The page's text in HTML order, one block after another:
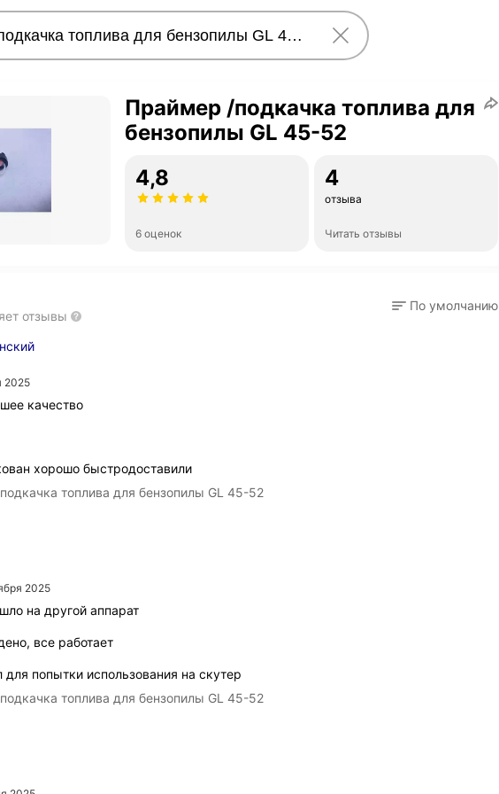
Праймер /подкачка топлива для
бензопилы GL 45-52
4,8
6 оценок
4
отзыва
Читать отзывы
отзывы
По умолчанию
2025
качество
хорошо быстродоставили
топлива для бензопилы GL 45-52
2025
на другой аппарат
все работает
для попытки использования на скутер
топлива для бензопилы GL 45-52